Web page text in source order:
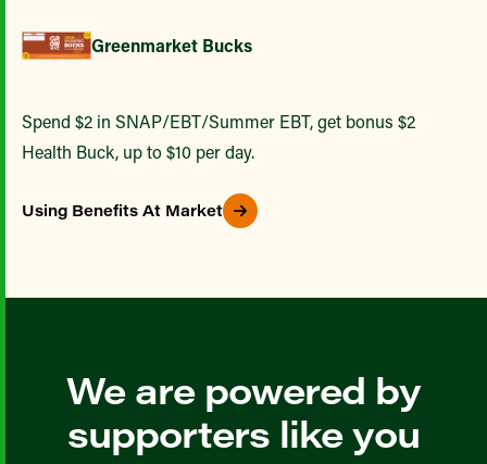
Greenmarket Bucks
Spend $2 in SNAP/EBT/Summer EBT, get bonus $2
Health Buck, up to $10 per day.
Using Benefits At Market
We are powered by
supporters like you